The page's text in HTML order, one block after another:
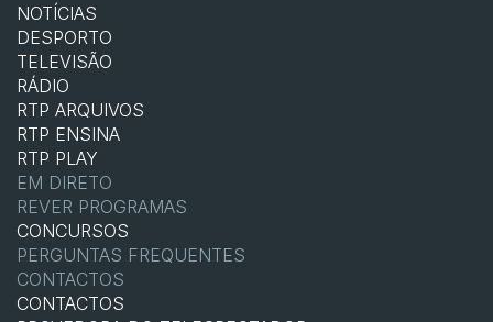
NOTÍCIAS
DESPORTO
TELEVISÃO
RÁDIO
RTP ARQUIVOS
RTP ENSINA
RTP PLAY
EM DIRETO
REVER PROGRAMAS
CONCURSOS
PERGUNTAS FREQUENTES
CONTACTOS
CONTACTOS